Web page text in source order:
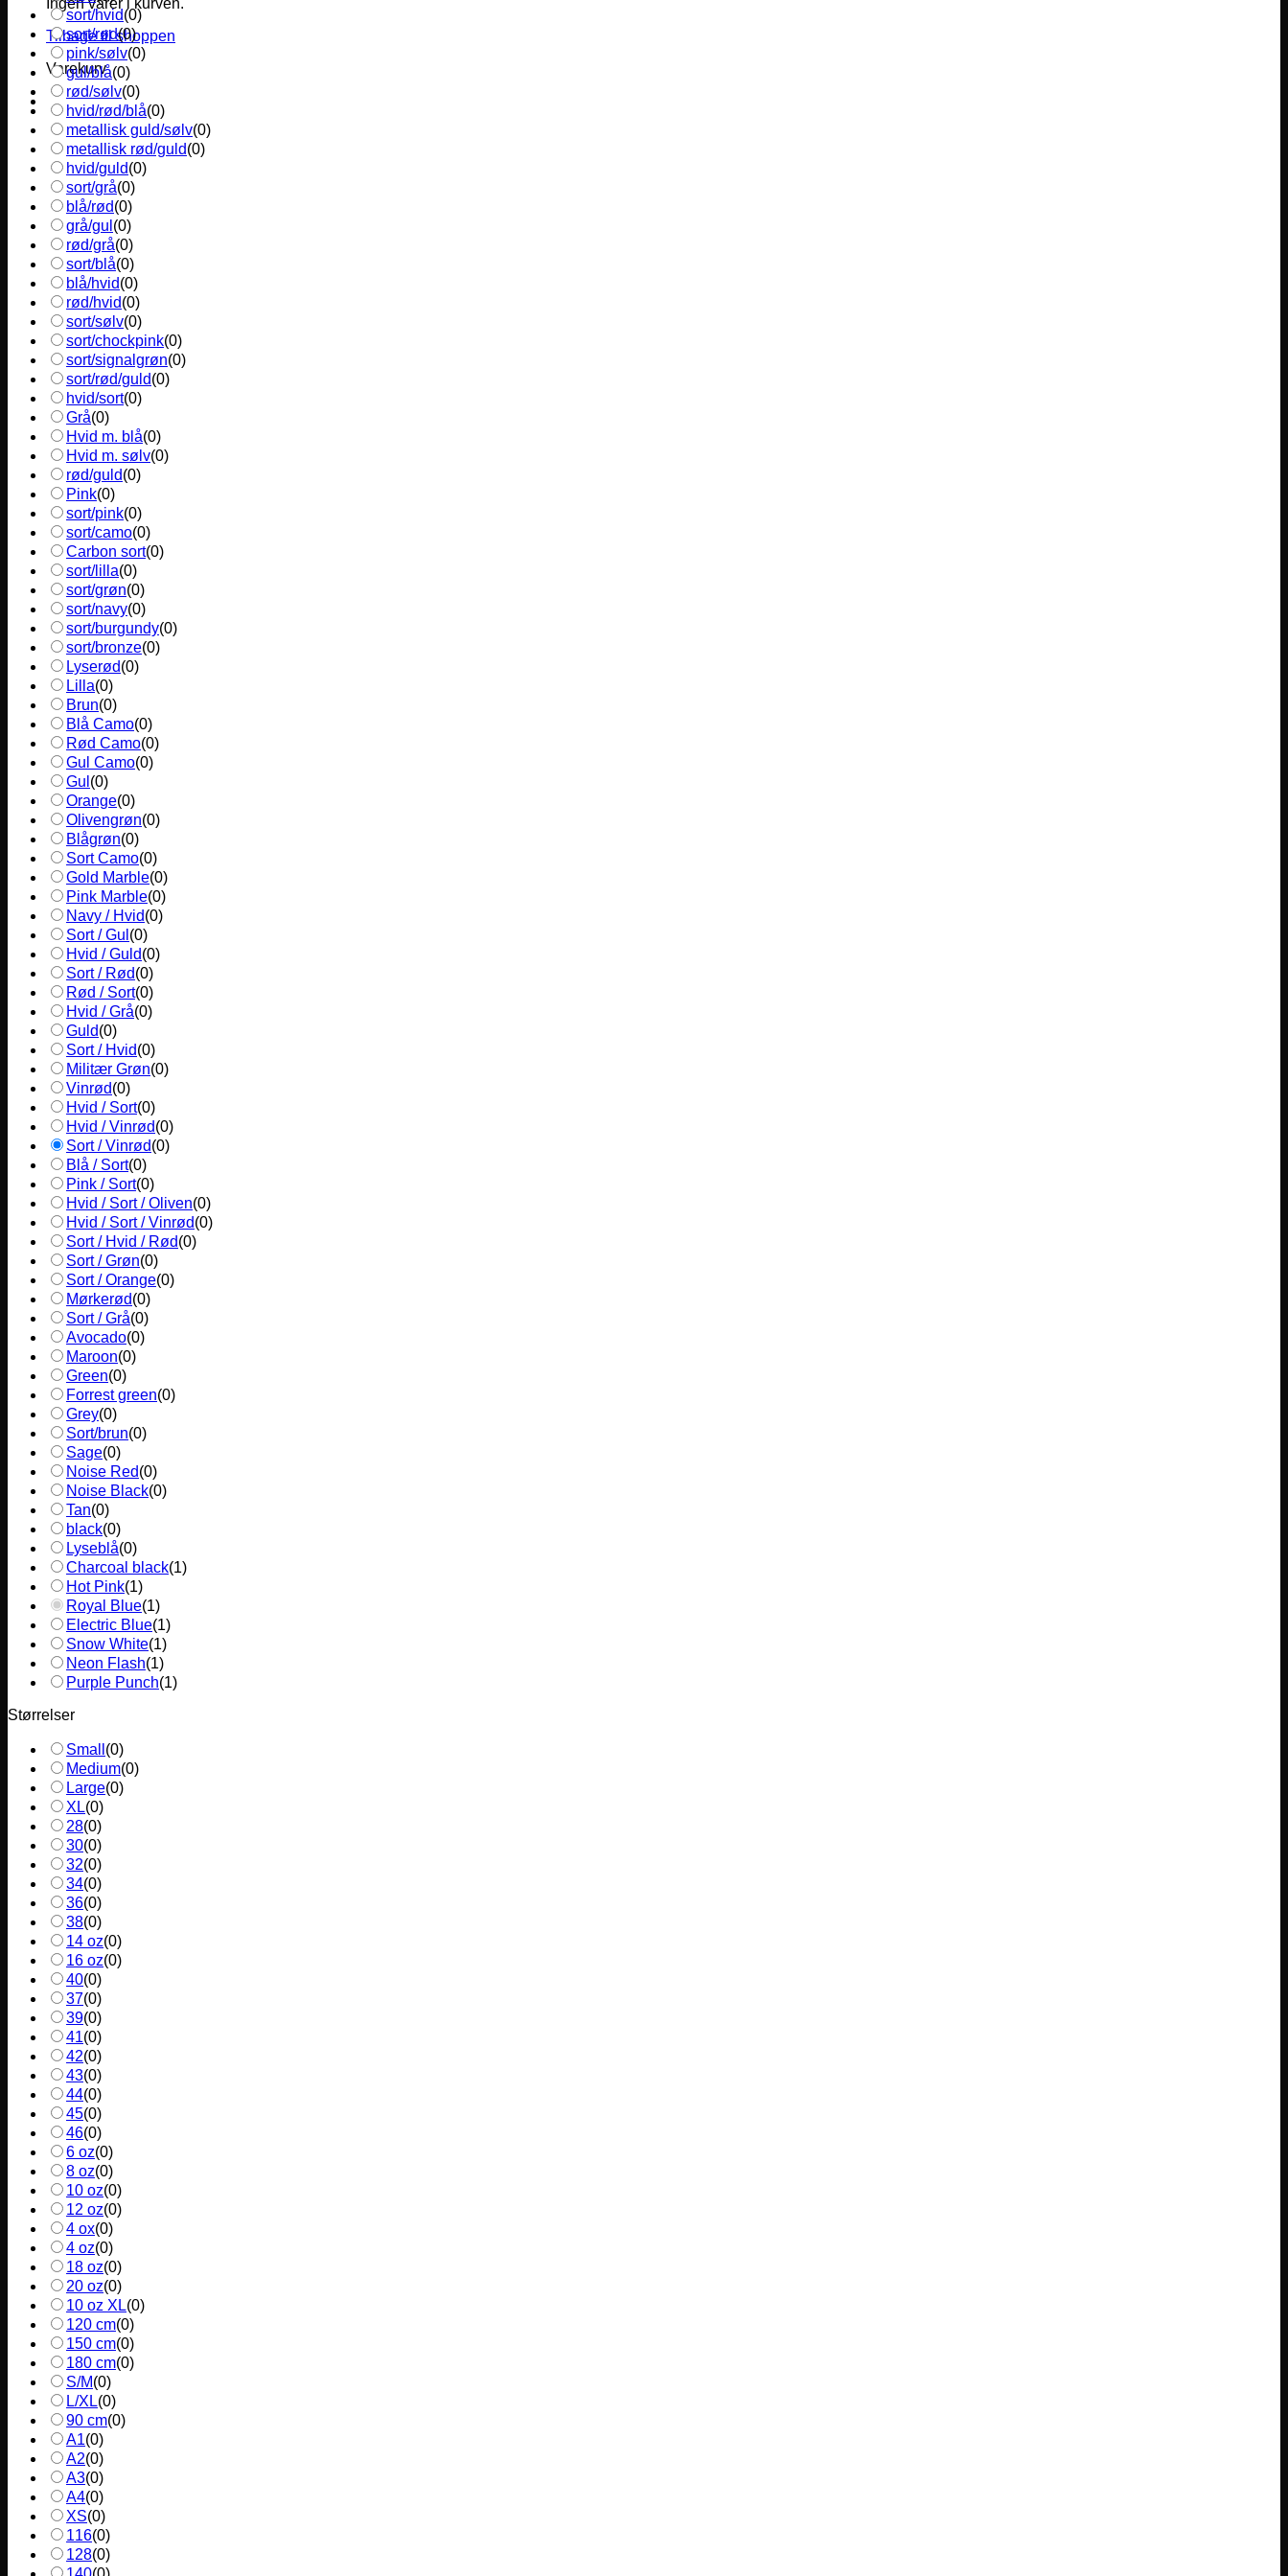
Ingen varer i kurven.
Tilbage til shoppen
Varekurv
sort/hvid(0)
sort/rød(0)
pink/sølv(0)
gul/blå(0)
rød/sølv(0)
hvid/rød/blå(0)
metallisk guld/sølv(0)
metallisk rød/guld(0)
hvid/guld(0)
sort/grå(0)
blå/rød(0)
grå/gul (0)
rød/grå(0)
sort/blå(0)
blå/hvid(0)
rød/hvid(0)
sort/sølv(0)
sort/chockpink(0)
sort/signalgrøn(0)
sort/rød/guld(0)
hvid/sort(0)
Grå(0)
Hvid m. blå(0)
Hvid m. sølv(0)
rød/guld(0)
Pink(0)
sort/pink(0)
sort/camo(0)
Carbon sort(0)
sort/lilla(0)
sort/grøn(0)
sort/navy(0)
sort/burgundy(0)
sort/bronze(0)
Lyserød(0)
Lilla(0)
Brun(0)
Blå Camo(0)
Rød Camo(0)
Gul Camo(0)
Gul (0)
Orange(0)
Olivengrøn(0)
Blågrøn(0)
Sort Camo(0)
Gold Marble(0)
Pink Marble(0)
Navy / Hvid(0)
Sort / Gul (0)
Hvid / Guld(0)
Sort / Rød(0)
Rød / Sort(0)
Hvid / Grå(0)
Guld(0)
Sort / Hvid(0)
Militær Grøn(0)
Vinrød(0)
Hvid / Sort(0)
Hvid / Vinrød(0)
Sort / Vinrød(0)
Blå / Sort(0)
Pink / Sort(0)
Hvid / Sort / Oliven(0)
Hvid / Sort / Vinrød(0)
Sort / Hvid / Rød(0)
Sort / Grøn(0)
Sort / Orange(0)
Mørkerød(0)
Sort / Grå(0)
Avocado(0)
Maroon(0)
Green(0)
Forrest green(0)
Grey(0)
Sort/brun(0)
Sage(0)
Noise Red(0)
Noise Black(0)
Tan(0)
black(0)
Lyseblå(0)
Charcoal black(1)
Hot Pink(1)
Royal Blue(1)
Electric Blue(1)
Snow White(1)
Neon Flash(1)
Purple Punch(1)
Størrelser
Small (0)
Medium(0)
Large(0)
XL(0)
28(0)
30(0)
32(0)
34(0)
36(0)
38(0)
14 oz(0)
16 oz(0)
40(0)
37(0)
39(0)
41(0)
42(0)
43(0)
44(0)
45(0)
46(0)
6 oz(0)
8 oz(0)
10 oz(0)
12 oz(0)
4 ox(0)
4 oz(0)
18 oz(0)
20 oz(0)
10 oz XL(0)
120 cm(0)
150 cm(0)
180 cm(0)
S/M(0)
L/XL(0)
90 cm(0)
A1(0)
A2(0)
A3(0)
A4(0)
XS(0)
116(0)
128(0)